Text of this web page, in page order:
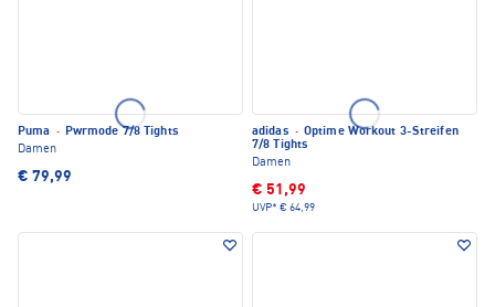
Puma · Pwrmode 7/8 Tights
Damen
€ 79,99
adidas · Optime Workout 3-Streifen
7/8 Tights
Damen
€ 51,99
UVP* € 64,99